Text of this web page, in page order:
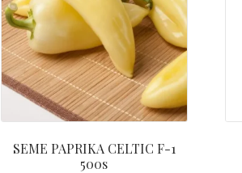
SEME PAPRIKA CELTIC F-1
500s